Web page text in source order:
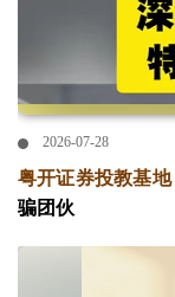
2026-07-28
粤开证券投教基地
骗团伙